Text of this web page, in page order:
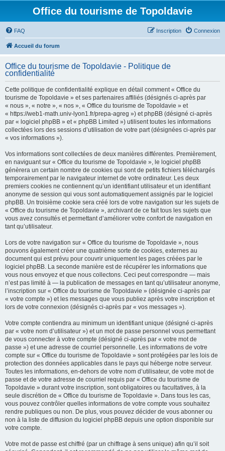
Office du tourisme de Topoldavie
FAQ Connexion
Inscription
Accueil du forum
Office du tourisme de Topoldavie - Politique de
confidentialité
Cette politique de confidentialité explique en détail comment « Office du
tourisme de Topoldavie » et ses partenaires affiliés (désignés ci-après par
« nous », « notre », « nos », « Office du tourisme de Topoldavie » et
« https://web1-math.univ-lyon1.fr/prepa-agreg ») et phpBB (désigné ci-après
par « logiciel phpBB » et « phpBB Limited ») utilisent toutes les informations
collectées lors des sessions d’utilisation de votre part (désignées ci-après par
« vos informations »).
Vos informations sont collectées de deux manières différentes. Premièrement,
en naviguant sur « Office du tourisme de Topoldavie », le logiciel phpBB
génèrera un certain nombre de cookies qui sont de petits fichiers téléchargés
temporairement par le navigateur internet de votre ordinateur. Les deux
premiers cookies ne contiennent qu’un identifiant utilisateur et un identifiant
anonyme de session qui vous sont automatiquement assignés par le logiciel
phpBB. Un troisième cookie sera créé lors de votre navigation sur les sujets de
« Office du tourisme de Topoldavie », archivant de ce fait tous les sujets que
vous avez consultés et permettant d’améliorer votre confort de navigation en
tant qu’utilisateur.
Lors de votre navigation sur « Office du tourisme de Topoldavie », nous
pouvons également créer une quatrième sorte de cookies, externes au
document qui est prévu pour couvrir uniquement les pages créées par le
logiciel phpBB. La seconde manière est de récupérer les informations que
vous nous envoyez et que nous collectons. Ceci peut correspondre — mais
n’est pas limité à — la publication de messages en tant qu’utilisateur anonyme,
l’inscription sur « Office du tourisme de Topoldavie » (désignée ci-après par
« votre compte ») et les messages que vous publiez après votre inscription et
lors de votre connexion (désignés ci-après par « vos messages »).
Votre compte contiendra au minimum un identifiant unique (désigné ci-après
par « votre nom d’utilisateur ») et un mot de passe personnel vous permettant
de vous connecter à votre compte (désigné ci-après par « votre mot de
passe ») et une adresse de courriel personnelle. Les informations de votre
compte sur « Office du tourisme de Topoldavie » sont protégées par les lois de
protection des données applicables dans le pays qui héberge notre serveur.
Toutes les informations, en-dehors de votre nom d’utilisateur, de votre mot de
passe et de votre adresse de courriel requis par « Office du tourisme de
Topoldavie » durant votre inscription, sont obligatoires ou facultatives, à la
seule discrétion de « Office du tourisme de Topoldavie ». Dans tous les cas,
vous pouvez contrôler quelles informations de votre compte vous souhaitez
rendre publiques ou non. De plus, vous pouvez décider de vous abonner ou
non à la liste de diffusion du logiciel phpBB depuis une option disponible sur
votre compte.
Votre mot de passe est chiffré (par un chiffrage à sens unique) afin qu’il soit